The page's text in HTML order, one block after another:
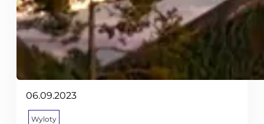
06.09.2023
Wyloty